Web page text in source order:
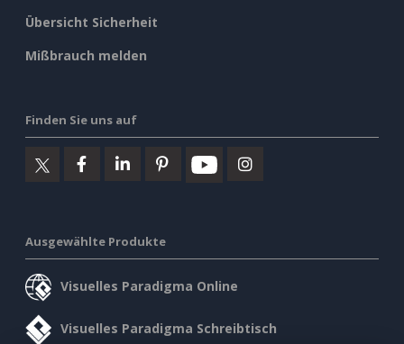
Übersicht Sicherheit
Mißbrauch melden
Finden Sie uns auf
Ausgewählte Produkte
Visuelles Paradigma Online
Visuelles Paradigma Schreibtisch